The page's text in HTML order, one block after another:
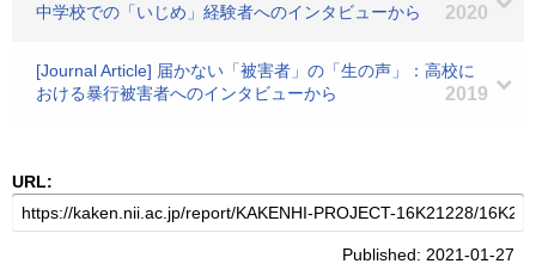
中学校での「いじめ」経験者へのインタビューから
2020
[Journal Article] 届かない「被害者」の「生の声」：高校に
おける暴行被害者へのインタビューから
2019
URL:
Published: 2021-01-27